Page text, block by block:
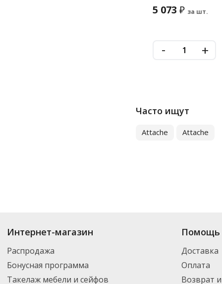
5 073 ₽ за шт.
- +
Часто ищут
Attache Attache
Купить
. В ассортименте интернет-
выбрать нужный товар и добавить его в корзину для дальнейшего
транспортной компанией DPD. Для постоянных клиентов - скидка,
Интернет-магазин
Распродажа
Бонусная программа
Такелаж мебели и сейфов
Помощь
Доставка
Оплата
Возврат